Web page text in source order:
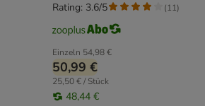
Einzeln 54,98 €
50,99 €
25,50 € / Stück
48,44 €
Rating: 3.6/5 (11)